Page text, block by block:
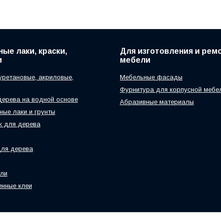
лаки, краски,
акриловые,
на водной основе
лаки и грунты
для дерева
дерева
клеи
Для изготовления и
мебели
Мебельные фасады
Фурнитура для корпусной
Абразивные материалы